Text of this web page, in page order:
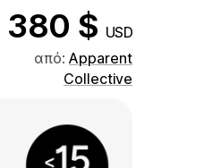
380 $ USD
από: Apparent
Collective